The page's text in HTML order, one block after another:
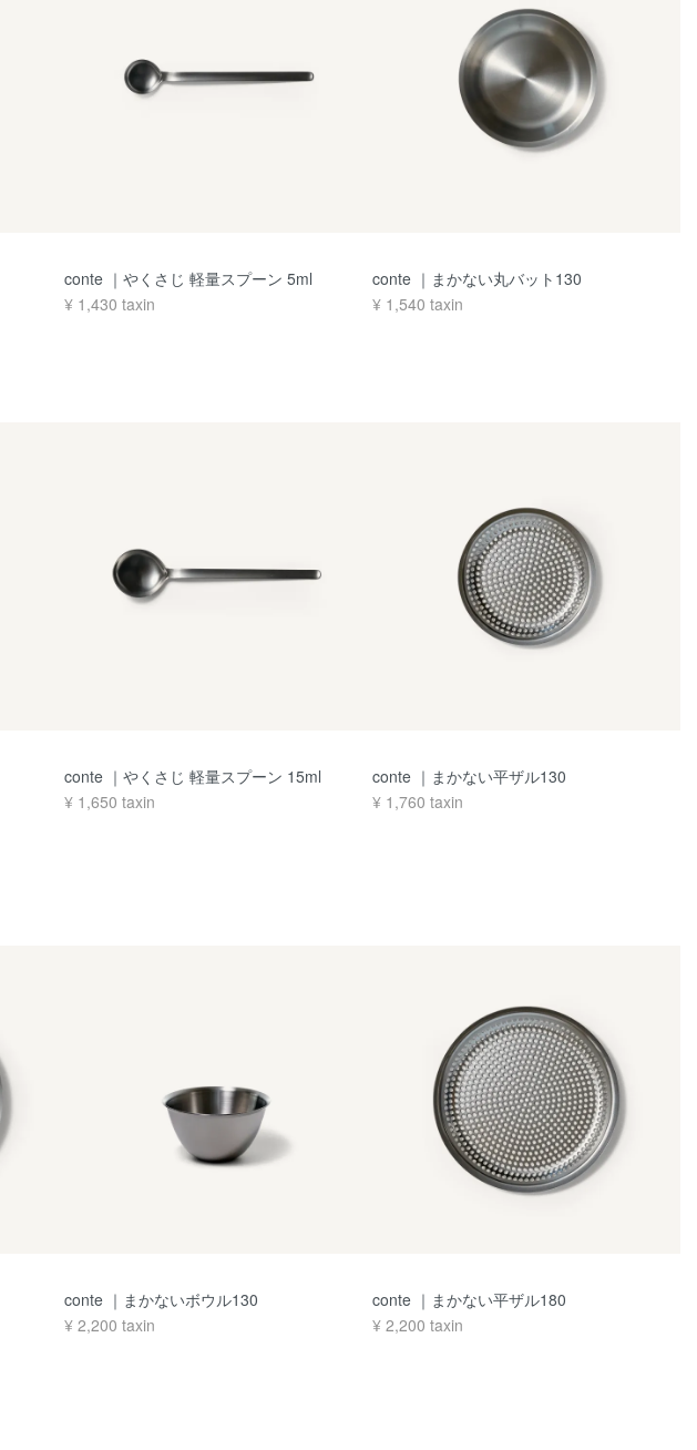
conte ｜やくさじ 軽量スプーン 5ml
¥ 1,430 taxin
conte ｜まかない丸バット130
¥ 1,540 taxin
conte ｜やくさじ 軽量スプーン 15ml
¥ 1,650 taxin
conte ｜まかない平ザル130
¥ 1,760 taxin
conte ｜まかないボウル130
¥ 2,200 taxin
conte ｜まかない平ザル180
¥ 2,200 taxin